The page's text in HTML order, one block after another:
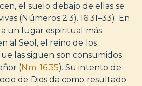
el suelo debajo de ellas se
(Números 2:3). 16:31–33). En
un lugar espiritual más
al Seol, el reino de los
las siguen son consumidos
(Nm. 16:35). Su intento de
de Dios da como resultado